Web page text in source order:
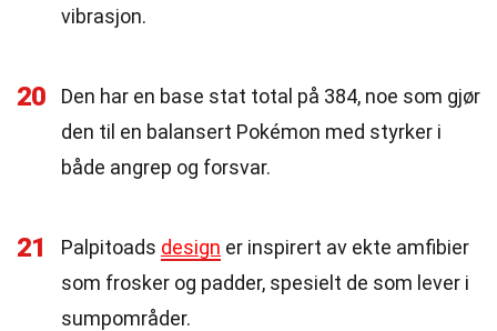
vibrasjon.
20
Den har en base stat total på 384, noe som gjør
den til en balansert Pokémon med styrker i
både angrep og forsvar.
21 Palpitoads design er inspirert av ekte amfibier
som frosker og padder, spesielt de som lever i
sumpområder.